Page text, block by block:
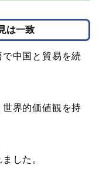
は一致
中国と貿易を続
界的価値観を持
した。